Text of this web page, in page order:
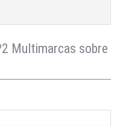
Multimarcas sobre